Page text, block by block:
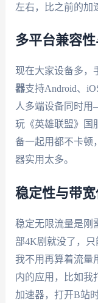
左右，比之前的加
多平台兼容
现在大家设备多，
器支持Android、
人多端设备同时
玩《英雄联盟》国
备一起用都不卡顿
器实用太多。
稳定性与带
稳定无限流量是刚
部4K剧就没了，
我不用再算着流量
内的应用，比如我
加速器，打开B站